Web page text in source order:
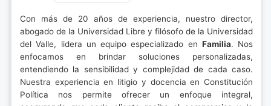
Con más de 20 años de experiencia, nuestro director,
abogado de la Universidad Libre y filósofo de la Universidad
del Valle, lidera un equipo especializado en Familia. Nos
enfocamos en brindar soluciones personalizadas,
entendiendo la sensibilidad y complejidad de cada caso.
Nuestra experiencia en litigio y docencia en Constitución
Política nos permite ofrecer un enfoque integral,